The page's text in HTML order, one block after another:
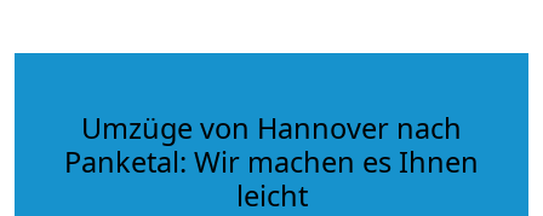
Umzüge von Hannover nach
Panketal: Wir machen es Ihnen
leicht